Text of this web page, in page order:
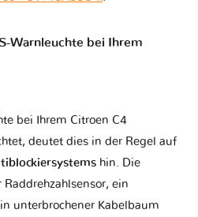
Warnleuchte bei Ihrem
bei Ihrem Citroen C4
deutet dies in der Regel auf
hin. Die
ein
unterbrochener Kabelbaum